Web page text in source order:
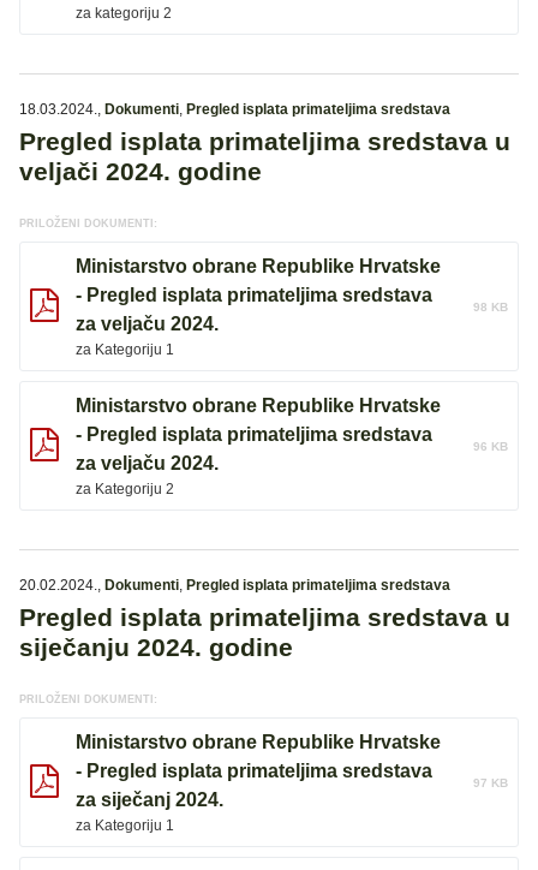
za kategoriju 2
18.03.2024., Dokumenti, Pregled isplata primateljima sredstava
Pregled isplata primateljima sredstava u
veljači 2024. godine
PRILOŽENI DOKUMENTI:
Ministarstvo obrane Republike Hrvatske
- Pregled isplata primateljima sredstava
za veljaču 2024.
za Kategoriju 1
98 KB
Ministarstvo obrane Republike Hrvatske
- Pregled isplata primateljima sredstava
za veljaču 2024.
za Kategoriju 2
96 KB
20.02.2024., Dokumenti, Pregled isplata primateljima sredstava
Pregled isplata primateljima sredstava u
siječanju 2024. godine
PRILOŽENI DOKUMENTI:
Ministarstvo obrane Republike Hrvatske
- Pregled isplata primateljima sredstava
za siječanj 2024.
za Kategoriju 1
97 KB